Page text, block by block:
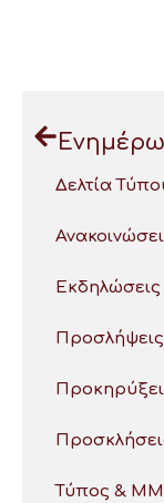
Δελτία
Εκδηλώσεις
Τύπος &